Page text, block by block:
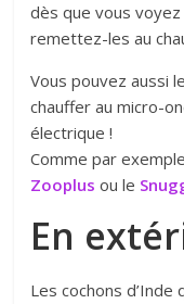
dès que vous
remettez-les au
Vous pouvez aussi
chauffer au micro-
électrique !
Comme par
Zooplus ou le
En
Les cochons